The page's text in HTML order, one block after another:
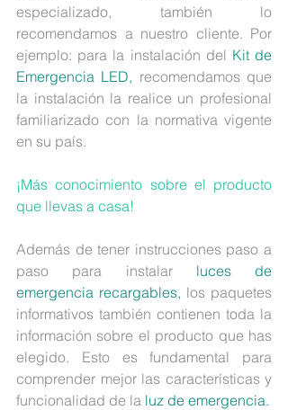
especializado, también lo
recomendamos a nuestro cliente. Por
ejemplo: para la instalación del Kit de
Emergencia LED, recomendamos que
la instalación la realice un profesional
familiarizado con la normativa vigente
en su país.
¡Más conocimiento sobre el producto
que llevas a casa!
Además de tener instrucciones paso a
paso para instalar luces de
emergencia recargables, los paquetes
informativos también contienen toda la
información sobre el producto que has
elegido. Esto es fundamental para
comprender mejor las características y
funcionalidad de la luz de emergencia.